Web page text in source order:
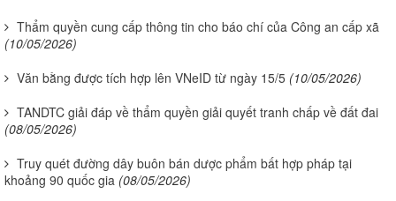
Thẩm quyền cung cấp thông tin cho báo chí của Công an cấp xã
(10/05/2026)
Văn bằng được tích hợp lên VNeID từ ngày 15/5 (10/05/2026)
TANDTC giải đáp về thẩm quyền giải quyết tranh chấp về đất đai
(08/05/2026)
Truy quét đường dây buôn bán dược phẩm bất hợp pháp tại
khoảng 90 quốc gia (08/05/2026)